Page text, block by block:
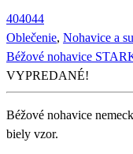
404044
Oblečenie, Nohavice a
Béžové nohavice
VYPREDANÉ!
Béžové nohavice
biely vzor.